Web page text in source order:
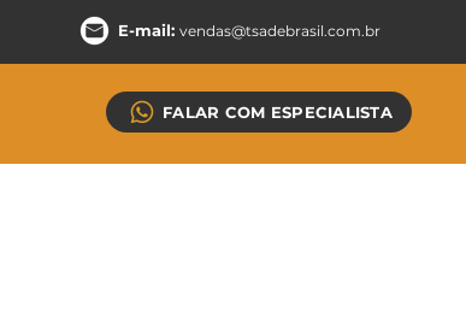
E-mail: vendas@tsadebrasil.com.br
FALAR COM ESPECIALISTA